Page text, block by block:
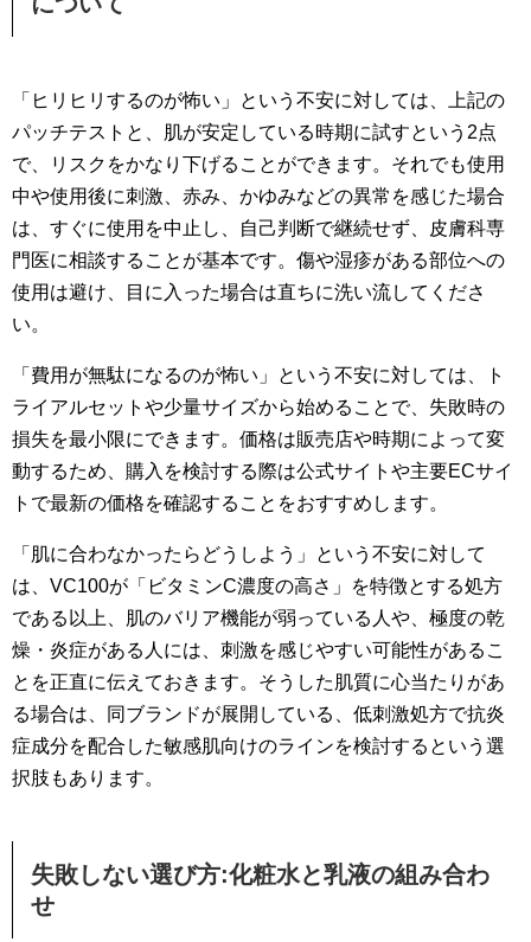
「ヒリヒリするのが怖い」という不安に対しては、上記の
パッチテストと、肌が安定している時期に試すという2点
で、リスクをかなり下げることができます。それでも使用
中や使用後に刺激、赤み、かゆみなどの異常を感じた場合
は、すぐに使用を中止し、自己判断で継続せず、皮膚科専
門医に相談することが基本です。傷や湿疹がある部位への
使用は避け、目に入った場合は直ちに洗い流してくださ
い。
「費用が無駄になるのが怖い」という不安に対しては、ト
ライアルセットや少量サイズから始めることで、失敗時の
損失を最小限にできます。価格は販売店や時期によって変
動するため、購入を検討する際は公式サイトや主要ECサイ
トで最新の価格を確認することをおすすめします。
「肌に合わなかったらどうしよう」という不安に対して
は、VC100が「ビタミンC濃度の高さ」を特徴とする処方
である以上、肌のバリア機能が弱っている人や、極度の乾
燥・炎症がある人には、刺激を感じやすい可能性があるこ
とを正直に伝えておきます。そうした肌質に心当たりがあ
る場合は、同ブランドが展開している、低刺激処方で抗炎
症成分を配合した敏感肌向けのラインを検討するという選
択肢もあります。
失敗しない選び方:化粧水と乳液の組み合わ
せ